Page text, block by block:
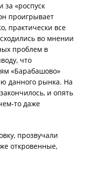
за «роспуск
проигрывает
практически все
во мнении
проблем в
что
«Барабашово»
данного рынка. На
и опять
то даже
прозвучали
откровенные,